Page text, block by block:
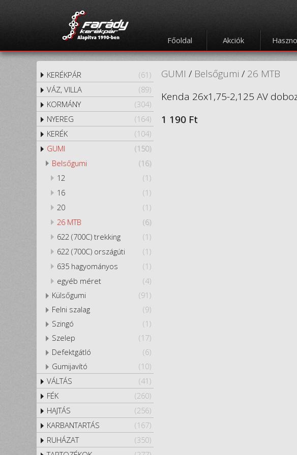
Főoldal Akciók
(61)
KERÉKPÁR
(89)
VÁZ, VILLA
(304)
KORMÁNY
(164)
NYEREG
(104)
KERÉK
(150)
GUMI
(16)
Belsőgumi
(1)
12
(1)
16
(1)
20
(6)
26 MTB
(1)
622 (700C) trekking
(1)
622 (700C) országúti
(1)
635 hagyományos
(4)
egyéb méret
(91)
Külsőgumi
(9)
Felni szalag
(1)
Szingó
(17)
Szelep
(6)
Defektgátló
(10)
Gumijavító
(41)
VÁLTÁS
(260)
FÉK
(256)
HAJTÁS
(167)
KARBANTARTÁS
(350)
RUHÁZAT
GUMI / Belsőgumi / 26 MTB
Kenda 26x1,75-2,125 AV
1 190 Ft